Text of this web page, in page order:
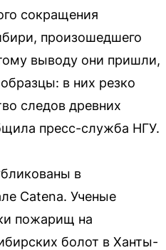
сокращения
произошедшего
выводу они пришли,
в них резко
следов древних
пресс-служба НГУ.
в
Catena. Ученые
пожарищ на
болот в Ханты-